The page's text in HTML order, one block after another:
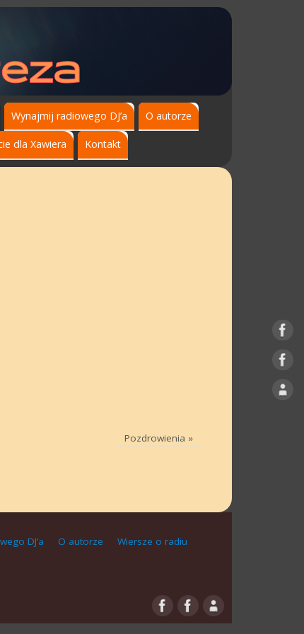
Wynajmij radiowego DJ’a O autorze
dla Xawiera Kontakt
Pozdrowienia »
DJ’a O autorze
Wiersze o radiu